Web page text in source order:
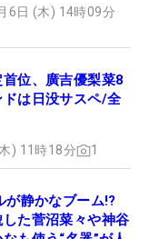
6日 (木) 14時09分
位、廣吉優梨菜8
は日没サスペ/全
) 11時18分 1
が静かなブーム!?
た菅沼菜々や神谷